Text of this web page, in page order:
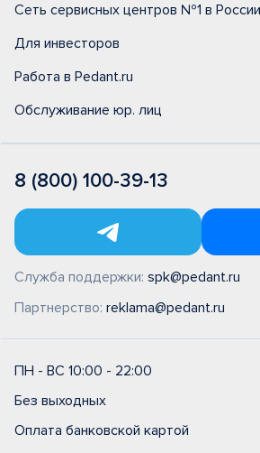
Сеть сервисных центров №1 в России
Для инвесторов
Работа в Pedant.ru
Обслуживание юр. лиц
8 (800) 100-39-13
Служба поддержки: spk@pedant.ru
Партнерство: reklama@pedant.ru
ПН - ВС 10:00 - 22:00
Без выходных
Оплата банковской картой